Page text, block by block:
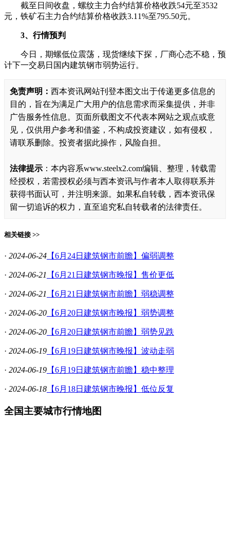
截至日间收盘，螺纹主力合约结算价格收跌54元至3532
元，铁矿石主力合约结算价格收跌3.11%至795.50元。
3、行情预判
今日，期螺低位震荡，现货继续下探，厂商心态不稳，预
计下一交易日国内建筑钢市弱势运行。
免责声明： 西本资讯网站刊登本图文出于传递更多信息的
目的，旨在为满足广大用户的信息需求而采集提供，并非
广告服务性信息。页面所载图文不代表本网站之观点或意
见，仅供用户参考和借鉴，不构成投资建议，如有侵权，
请联系删除。投资者据此操作，风险自担。
法律提示 ：本内容系www.steelx2.com编辑、整理，转载需
经授权，若需授权必须与西本资讯与作者本人取得联系并
获得书面认可，并注明来源。如果私自转载，西本资讯保
留一切追诉的权力，直至追究私自转载者的法律责任。
相关链接 >>
· 2024-06-24 【6月24日建筑钢市前瞻】偏弱调整
· 2024-06-21 【6月21日建筑钢市晚报】售价更低
· 2024-06-21 【6月21日建筑钢市前瞻】弱稳调整
· 2024-06-20 【6月20日建筑钢市晚报】弱势调整
· 2024-06-20 【6月20日建筑钢市前瞻】弱势见跌
· 2024-06-19 【6月19日建筑钢市晚报】波动走弱
· 2024-06-19 【6月19日建筑钢市前瞻】稳中整理
· 2024-06-18 【6月18日建筑钢市晚报】低位反复
全国主要城市行情地图